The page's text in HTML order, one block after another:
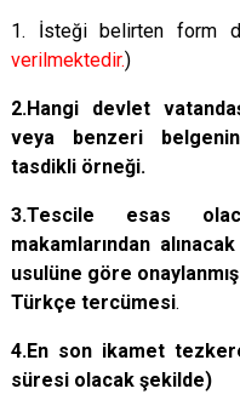
1. İsteği belirten form
verilmektedir.)
2.Hangi devlet
veya benzeri
tasdikli örneği.
3.Tescile esas
makamlarından
usulüne göre
Türkçe tercümesi.
4.En son ikamet
süresi olacak şekilde)